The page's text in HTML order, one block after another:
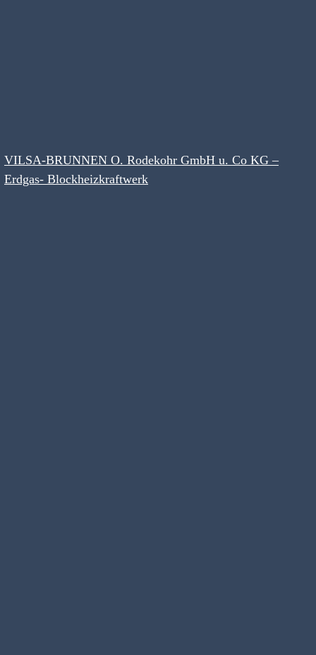
VILSA-BRUNNEN O. Rodekohr GmbH u. Co KG –
Erdgas- Blockheizkraftwerk